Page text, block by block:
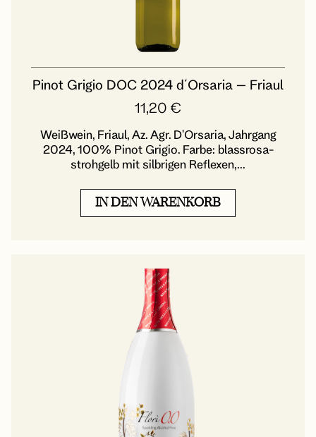
Pinot Grigio DOC 2024 d´Orsaria – Friaul
11,20 €
Weißwein, Friaul, Az. Agr. D'Orsaria, Jahrgang
2024, 100% Pinot Grigio. Farbe: blassrosa-
strohgelb mit silbrigen Reflexen,...
IN DEN WARENKORB